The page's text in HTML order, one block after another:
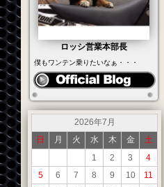
ロッシ営業本部長
僕もワンテン乗りたいなぁ・・・
2026年7月
日
月 火 水 木 金
土
1
2 3
4
5
6 7 8 9 10
11